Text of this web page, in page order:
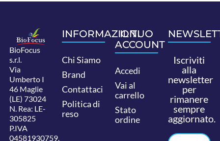
BioFocus
s.r.l.
Via
Umberto I
46 Maglie
(LE) 73024
N. Rea: LE-
305825
P.IVA
04581930759.
INFORMAZIONI
Chi Siamo
Brand
Contattaci
Politica di
reso
IL TUO
ACCOUNT
Accedi
Vai al
carrello
Stato
ordine
Iscriviti
alla
newsletter
per
rimanere
sempre
aggiornato.